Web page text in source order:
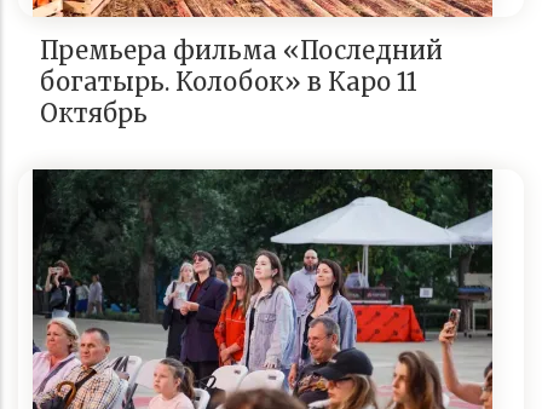
Премьера фильма «Последний
богатырь. Колобок» в Каро 11
Октябрь